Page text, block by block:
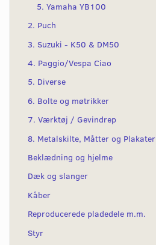
5. Yamaha YB100
2. Puch
3. Suzuki - K50 & DM50
4. Paggio/Vespa Ciao
5. Diverse
6. Bolte og møtrikker
7. Værktøj / Gevindrep
8. Metalskilte, Måtter og Plakater
Beklædning og hjelme
Dæk og slanger
Kåber
Reproducerede pladedele m.m.
Styr